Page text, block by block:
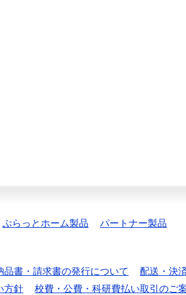
ぷらっとホーム製品 パートナー製品
品書・請求書の発行について 配送・決
方針 校費・公費・科研費払い取引のご